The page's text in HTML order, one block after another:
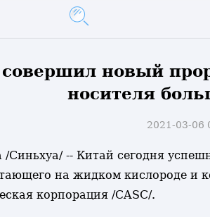
новый
носителя
2021-03-06
Синьхуа/ -- Китай сегодня
на жидком кислороде и
корпорация /CASC/.